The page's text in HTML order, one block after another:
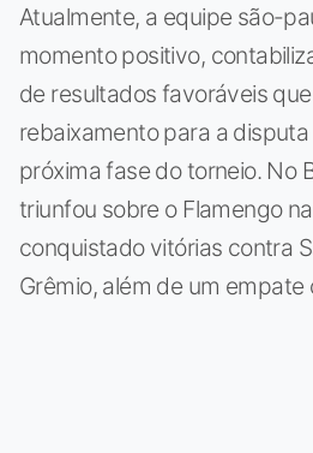
Atualmente, a equipe são-
momento positivo,
de resultados favoráveis
rebaixamento para a
próxima fase do torneio. No
triunfou sobre o Flamengo
conquistado vitórias contra
Grêmio, além de um empate